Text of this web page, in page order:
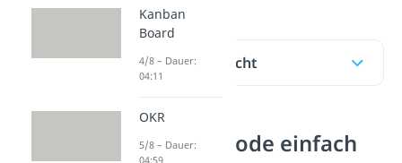
Inhaltsübersicht
Scrum Methode einfach
Kanban
Board
4/8 – Dauer:
04:11
OKR
5/8 – Dauer:
04:59